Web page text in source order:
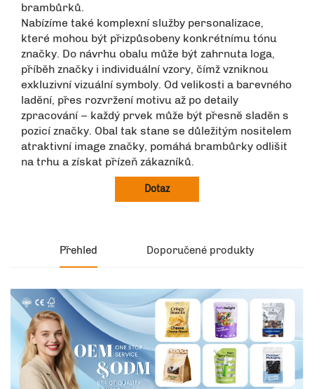
brambůrků.
Nabízíme také komplexní služby personalizace,
které mohou být přizpůsobeny konkrétnímu tónu
značky. Do návrhu obalu může být zahrnuta loga,
příběh značky i individuální vzory, čímž vzniknou
exkluzivní vizuální symboly. Od velikosti a barevného
ladění, přes rozvržení motivu až po detaily
zpracování – každý prvek může být přesně sladěn s
pozicí značky. Obal tak stane se důležitým nositelem
atraktivní image značky, pomáhá brambůrky odlišit
na trhu a získat přízeň zákazníků.
Dotaz
Přehled Doporučené produkty